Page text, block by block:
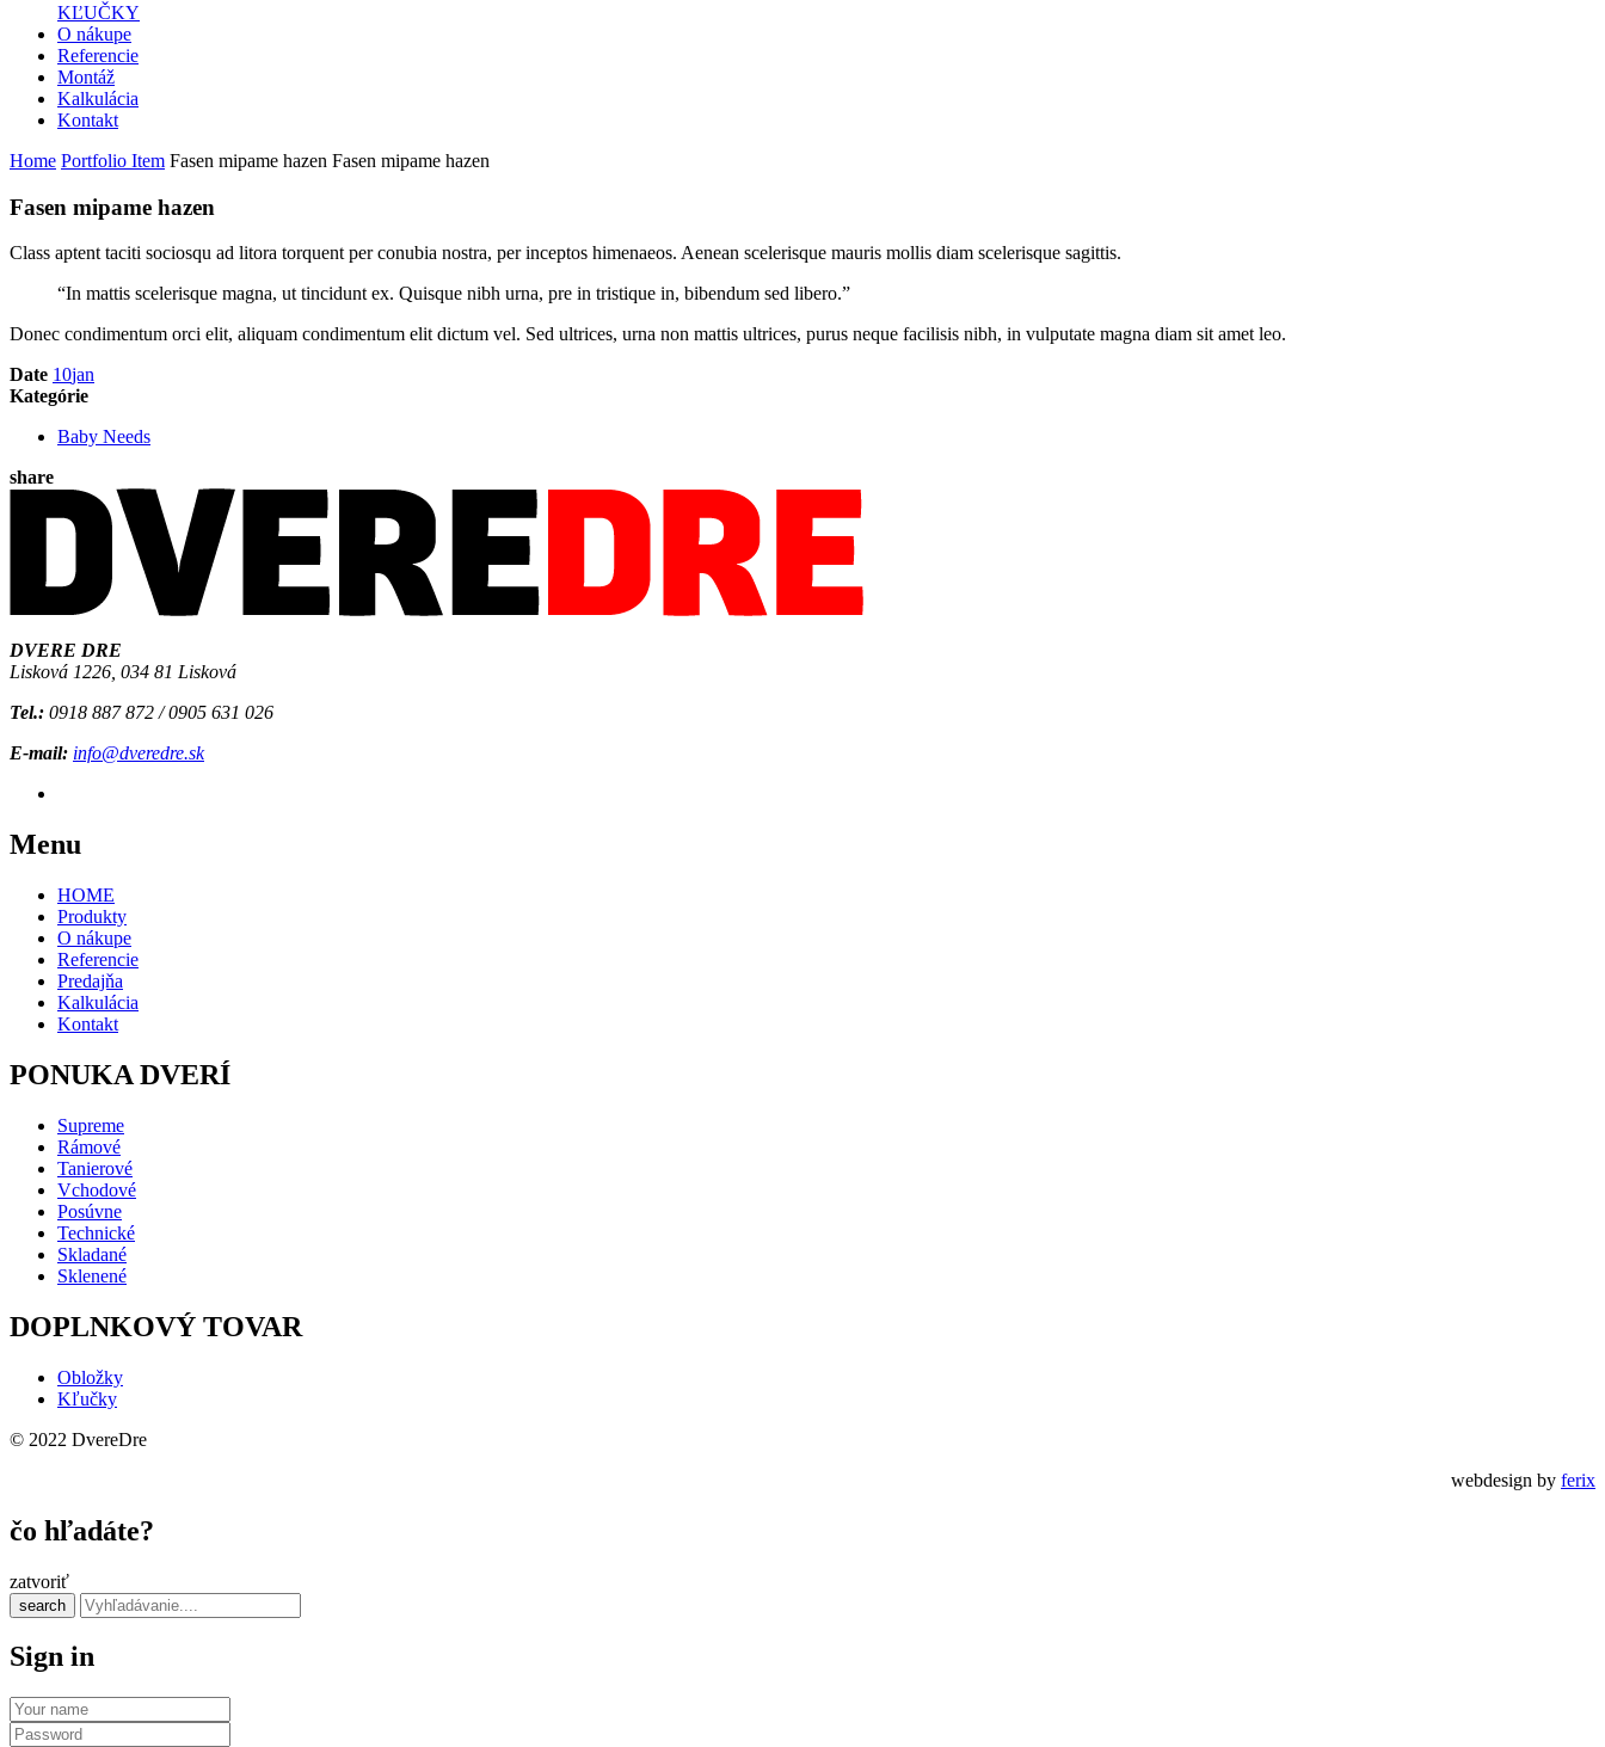
KĽUČKY
O nákupe
Referencie
Montáž
Kalkulácia
Kontakt
Home Portfolio Item Fasen mipame hazen Fasen mipame hazen
Fasen mipame hazen
Class aptent taciti sociosqu ad litora torquent per conubia nostra, per inceptos himenaeos. Aenean scelerisque mauris mollis diam scelerisque sagittis.
“In mattis scelerisque magna, ut tincidunt ex. Quisque nibh urna, pre in tristique in, bibendum sed libero.”
Donec condimentum orci elit, aliquam condimentum elit dictum vel. Sed ultrices, urna non mattis ultrices, purus neque facilisis nibh, in vulputate magna diam sit amet leo.
Date 10jan
Kategórie
Baby Needs
share
DVERE DRE
Lisková 1226, 034 81 Lisková
Tel.: 0918 887 872 / 0905 631 026
E-mail: info@dveredre.sk
Menu
HOME
Produkty
O nákupe
Referencie
Predajňa
Kalkulácia
Kontakt
PONUKA DVERÍ
Supreme
Rámové
Tanierové
Vchodové
Posúvne
Technické
Skladané
Sklenené
DOPLNKOVÝ TOVAR
Obložky
Kľučky
© 2022 DvereDre
webdesign by ferix
čo hľadáte?
zatvoriť
search
Sign in